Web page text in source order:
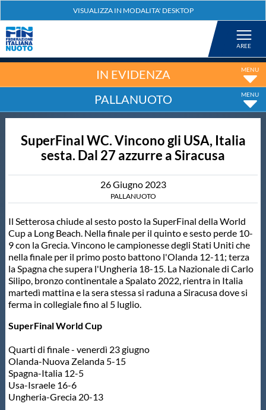
Nuoto
Tuffi
Salvamento
Master
Formazione
GUG
Scuole Nuoto
IN EVIDENZA
PALLANUOTO
SuperFinal WC. Vincono gli USA, Italia
sesta. Dal 27 azzurre a Siracusa
26Giugno 2023
PALLANUOTO
Il Setterosa chiude al sesto posto la SuperFinal della World
Cup a Long Beach. Nella finale per il quinto e sesto perde 10-
9 con la Grecia. Vincono le campionesse degli Stati Uniti che
nella finale per il primo posto battono l'Olanda 12-11; terza
la Spagna che supera l'Ungheria 18-15. La Nazionale di Carlo
Silipo, bronzo continentale a Spalato 2022, rientra in Italia
martedì mattina e la sera stessa si raduna a Siracusa dove si
ferma in collegiale fino al 5 luglio.
SuperFinal World Cup
Quarti di finale - venerdì 23 giugno
Olanda-Nuova Zelanda 5-15
Spagna-Italia 12-5
Usa-Israele 16-6
Ungheria-Grecia 20-13